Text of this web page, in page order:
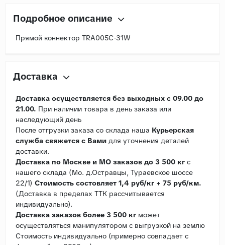
Подробное описание
Прямой коннектор TRA005C-31W
Доставка
Доставка осуществляется без выходных с 09.00 до
21.00. При наличии товара в день заказа или
наследующий день
После отгрузки заказа со склада наша Курьерская
служба свяжется с Вами для уточнения деталей
доставки.
Доставка по Москве и МО заказов до 3 500 кг с
нашего склада (Мо. д.Остравцы, Тураевское шоссе
22/1) Стоимость состовляет 1,4 руб/кг + 75 руб/км.
(Доставка в пределах ТТК рассчитывается
индивидуально).
Доставка заказов более 3 500 кг может
осуществляться манипулятором с выгрузкой на землю
Стоимость индивидуально (примерно совпадает с